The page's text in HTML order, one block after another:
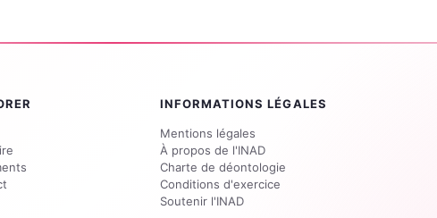
INFORMATIONS LÉGALES
Mentions légales
À propos de l'INAD
Charte de déontologie
Conditions d'exercice
Soutenir l'INAD